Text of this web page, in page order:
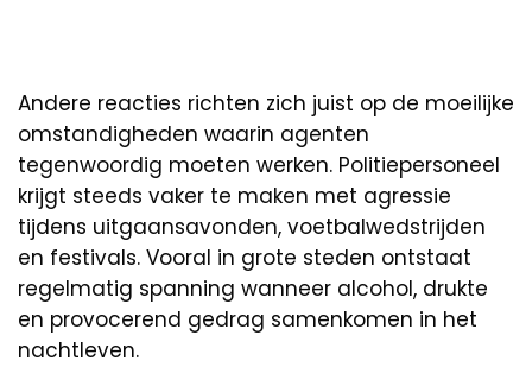
Andere reacties richten zich juist op de moeilijke
omstandigheden waarin agenten
tegenwoordig moeten werken. Politiepersoneel
krijgt steeds vaker te maken met agressie
tijdens uitgaansavonden, voetbalwedstrijden
en festivals. Vooral in grote steden ontstaat
regelmatig spanning wanneer alcohol, drukte
en provocerend gedrag samenkomen in het
nachtleven.